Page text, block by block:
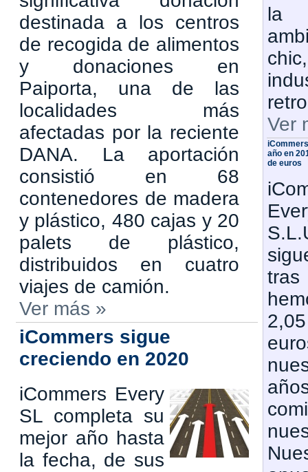
destinada a los centros
de recogida de alimentos
y donaciones en
Paiporta, una de las
localidades más
afectadas por la reciente
DANA. La aportación
consistió en 68
contenedores de madera
y plástico, 480 cajas y 20
palets de plástico,
distribuidos en cuatro
viajes de camión.
Ver más »
iCommers sigue
creciendo en 2020
iCommers Every
SL completa su
mejor año hasta
la fecha, de sus
la
Ver
año en
de euros